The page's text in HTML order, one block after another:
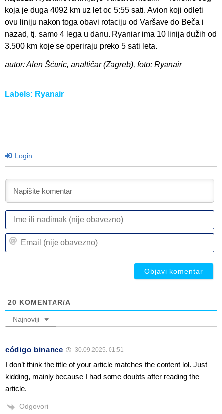
koja je duga 4092 km uz let od 5:55 sati. Avion koji odleti
ovu liniju nakon toga obavi rotaciju od Varšave do Beča i
nazad, tj. samo 4 lega u danu. Ryaniar ima 10 linija dužih od
3.500 km koje se operiraju preko 5 sati leta.
autor: Alen Šćuric, analtičar (Zagreb), foto: Ryanair
Labels: Ryanair
Login
20 KOMENTAR/A
Najnoviji
código binance 30.09.2025. 01:51
I don’t think the title of your article matches the content lol. Just
kidding, mainly because I had some doubts after reading the
article.
Odgovori